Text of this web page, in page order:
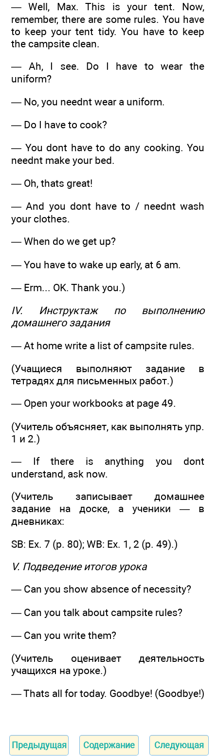
— Well, Max. This is your tent. Now,
remember, there are some rules. You have
to keep your tent tidy. You have to keep
the campsite clean.
— Ah, I see. Do I have to wear the
uniform?
— No, you neednt wear a uniform.
— Do I have to cook?
— You dont have to do any cooking. You
neednt make your bed.
— Oh, thats great!
— And you dont have to / neednt wash
your clothes.
— When do we get up?
— You have to wake up early, at 6 am.
— Erm... OK. Thank you.)
IV. Инструктаж по выполнению
домашнего задания
— At home write a list of campsite rules.
(Учащиеся выполняют задание в
тетрадях для письменных работ.)
— Open your workbooks at page 49.
(Учитель объясняет, как выполнять упр.
1 и 2.)
— If there is anything you dont
understand, ask now.
(Учитель записывает домашнее
задание на доске, а ученики — в
дневниках:
SB: Ex. 7 (р. 80); WB: Ex. 1, 2 (р. 49).)
V. Подведение итогов урока
— Can you show absence of necessity?
— Can you talk about campsite rules?
— Can you write them?
(Учитель оценивает деятельность
учащихся на уроке.)
— Thats all for today. Goodbye! (Goodbye!)
Предыдущая Содержание Следующая